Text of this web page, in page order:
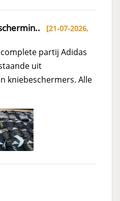
[21-07-2026,
partij Adidas
uit
kniebeschermers. Alle